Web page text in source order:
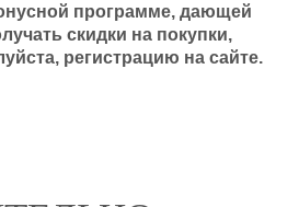
программе, дающей
скидки на покупки,
регистрацию на сайте.